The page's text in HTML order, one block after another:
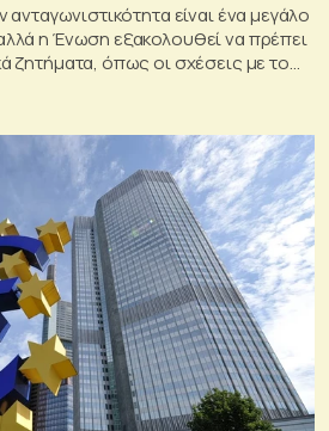
ανταγωνιστικότητα είναι ένα μεγάλο
η Ένωση εξακολουθεί να πρέπει
ζητήματα, όπως οι σχέσεις με το